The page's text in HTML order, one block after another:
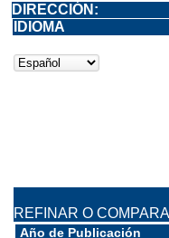
DIRECCIÓN:
IDIOMA
REFINAR O
Año de Publicación